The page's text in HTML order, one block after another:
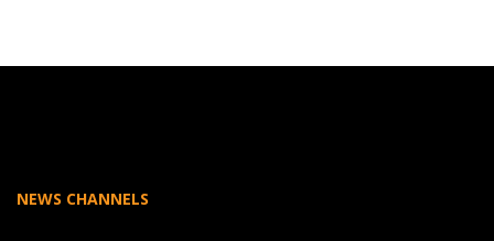
NEWS CHANNELS